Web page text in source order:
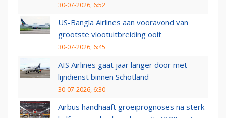
30-07-2026, 6:52
US-Bangla Airlines aan vooravond van
grootste vlootuitbreiding ooit
30-07-2026, 6:45
AIS Airlines gaat jaar langer door met
lijndienst binnen Schotland
30-07-2026, 6:30
Airbus handhaaft groeiprognoses na sterk